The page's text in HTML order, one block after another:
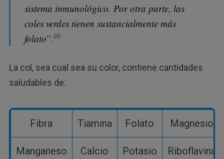
sistema inmunológico. Por otra parte, las
coles verdes tienen sustancialmente más
folato”. 10
La col, sea cual sea su color, contiene cantidades
saludables de:
Fibra Tiamina Folato Magnesio
Manganeso Calcio Potasio Riboflavina